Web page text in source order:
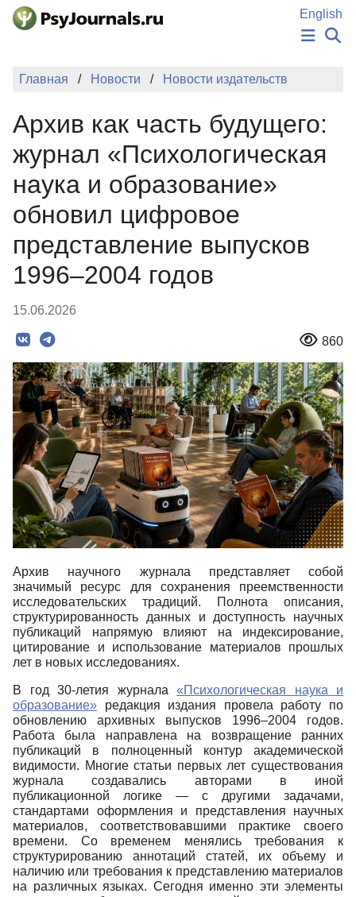
Перейти к основному содержанию
English
НОВОСТИ
ПОДАТЬ РУКОПИСЬ
БАЗА ЗНАНИЙ
КЛЮЧЕВЫЕ СЛОВА
Регистрация
Вход
Главная Новости Новости издательств
Архив как часть будущего:
журнал «Психологическая
наука и образование»
обновил цифровое
представление выпусков
1996–2004 годов
15.06.2026
860
Архив научного журнала представляет собой
значимый ресурс для сохранения преемственности
исследовательских традиций. Полнота описания,
структурированность данных и доступность научных
публикаций напрямую влияют на индексирование,
цитирование и использование материалов прошлых
лет в новых исследованиях.
В год 30-летия журнала «Психологическая наука и
образование» редакция издания провела работу по
обновлению архивных выпусков 1996–2004 годов.
Работа была направлена на возвращение ранних
публикаций в полноценный контур академической
видимости. Многие статьи первых лет существования
журнала создавались авторами в иной
публикационной логике — с другими задачами,
стандартами оформления и представления научных
материалов, соответствовавшими практике своего
времени. Со временем менялись требования к
структурированию аннотаций статей, их объему и
наличию или требования к представлению материалов
на различных языках. Сегодня именно эти элементы